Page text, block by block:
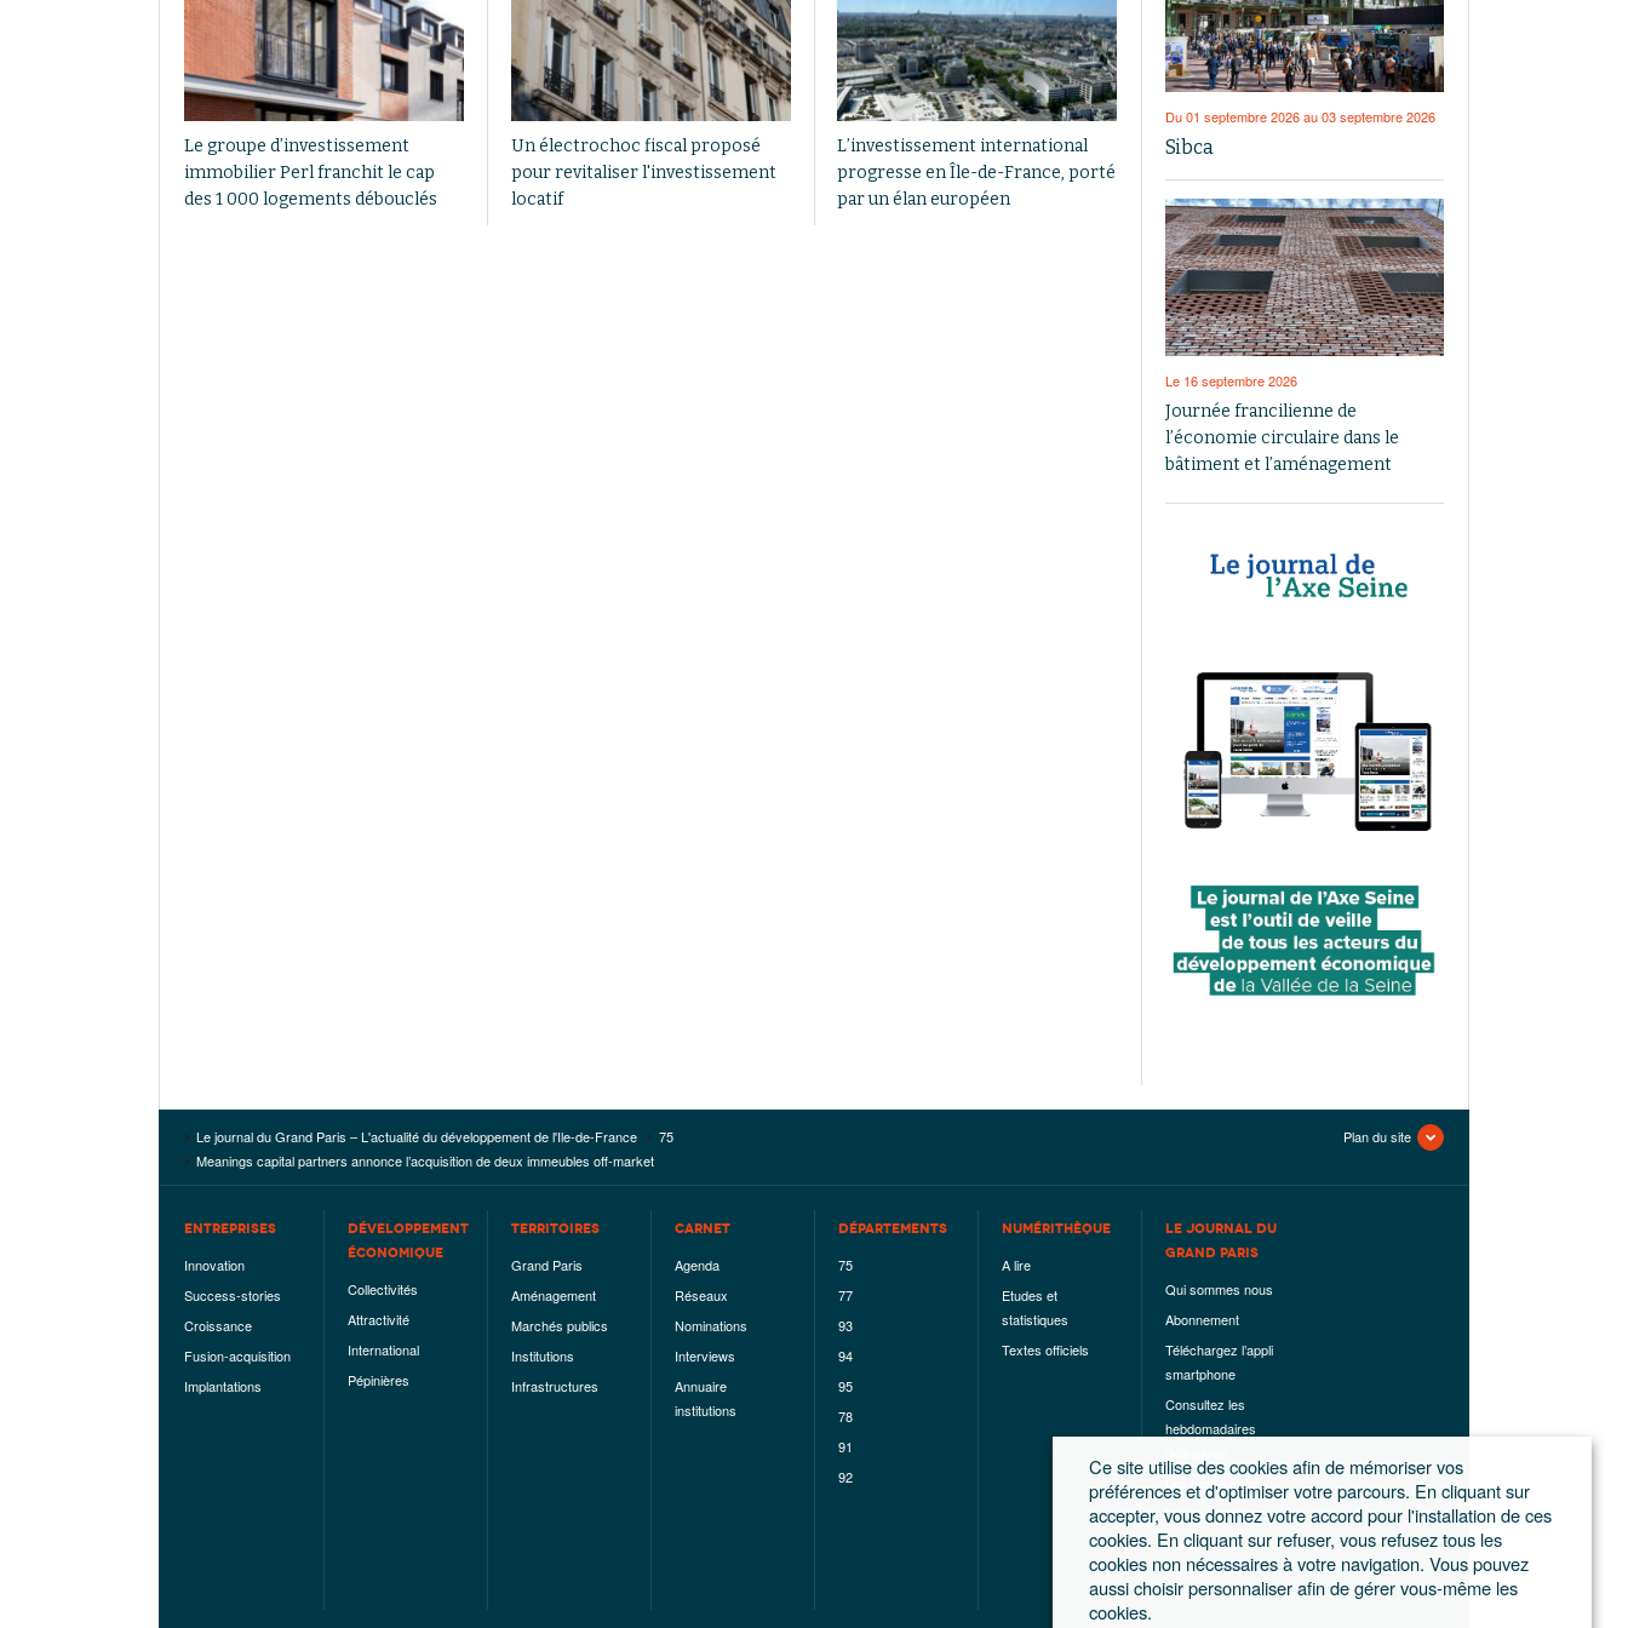
Le groupe d’investissement
immobilier Perl franchit le cap
des 1 000 logements débouclés
Un électrochoc fiscal proposé
pour revitaliser l'investissement
locatif
L’investissement international
progresse en Île-de-France, porté
par un élan européen
Du 01 septembre 2026 au 03 septembre 2026
Sibca
Le 16 septembre 2026
Journée francilienne de
l’économie circulaire dans le
bâtiment et l’aménagement
Le journal du Grand Paris – L'actualité du développement de l'Ile-de-France
75
Meanings capital partners annonce l’acquisition de deux immeubles off-market
Plan du site
ENTREPRISES
Innovation
Success-stories
Croissance
Fusion-acquisition
Implantations
DÉVELOPPEMENT
ÉCONOMIQUE
Collectivités
Attractivité
International
Pépinières
TERRITOIRES
Grand Paris
Aménagement
Marchés publics
Institutions
Infrastructures
CARNET
Agenda
Réseaux
Nominations
Interviews
Annuaire
institutions
DÉPARTEMENTS
75
77
93
94
95
78
91
92
NUMÉRITHÈQUE
A lire
Etudes et
statistiques
Textes officiels
LE JOURNAL DU
GRAND PARIS
Qui sommes nous
Abonnement
Téléchargez l’appli
smartphone
Consultez les
hebdomadaires
Les hors-séries
Mentions légales
Conditions
générales de
ventes
Ce site utilise des cookies afin de mémoriser vos
préférences et d'optimiser votre parcours. En cliquant sur
accepter, vous donnez votre accord pour l'installation de ces
cookies. En cliquant sur refuser, vous refusez tous les
cookies non nécessaires à votre navigation. Vous pouvez
aussi choisir personnaliser afin de gérer vous-même les
cookies.